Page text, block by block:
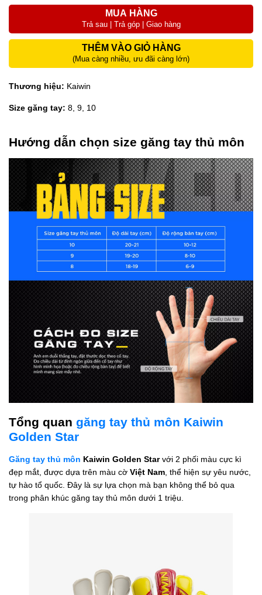
MUA HÀNG
Trả sau | Trả góp | Giao hàng
THÊM VÀO GIỎ HÀNG
(Mua càng nhiều, ưu đãi càng lớn)
Thương hiệu: Kaiwin
Size găng tay: 8, 9, 10
Hướng dẫn chọn size găng tay thủ môn
Tổng quan găng tay thủ môn Kaiwin
Golden Star
Găng tay thủ môn Kaiwin Golden Starvới 2 phối màu cực kì
đẹp mắt, được dựa trên màu cờ Việt Nam , thể hiện sự yêu nước,
tự hào tổ quốc. Đây là sự lựa chọn mà bạn không thể bỏ qua
trong phân khúc găng tay thủ môn dưới 1 triệu.